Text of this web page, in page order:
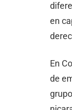
en
En
de